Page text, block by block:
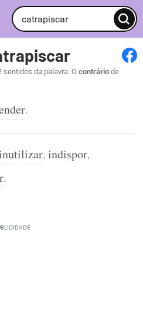
sentidos da palavra. Ocontrário de
.
, indispor,
.